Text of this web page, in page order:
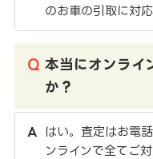
のお車の引取に対応
本当にオンライ
か？
はい。査定はお電
ンラインで全てご対